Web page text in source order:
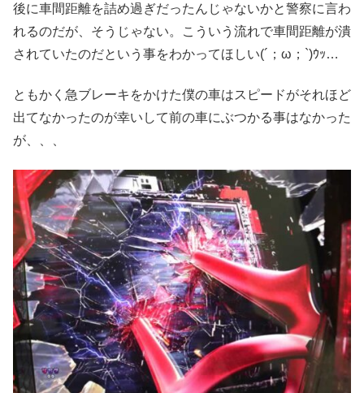
後に車間距離を詰め過ぎだったんじゃないかと警察に言わ
れるのだが、そうじゃない。こういう流れで車間距離が潰
されていたのだという事をわかってほしい(´；ω；`)ｳｯ…
ともかく急ブレーキをかけた僕の車はスピードがそれほど
出てなかったのが幸いして前の車にぶつかる事はなかった
が、、、